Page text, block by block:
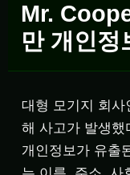
Mr.
만 개인정
대형 모기지 회사
해 사고가 발생했
개인정보가 유출